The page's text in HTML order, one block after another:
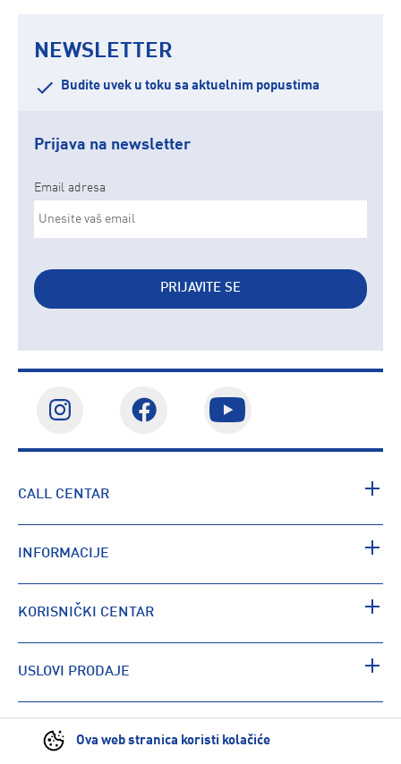
Ova web stranica koristi kolačiće
NEWSLETTER
Budite uvek u toku sa aktuelnim popustima
Prijava na newsletter
Email adresa
PRIJAVITE SE
CALL CENTAR
INFORMACIJE
KORISNIČKI CENTAR
USLOVI PRODAJE
PRONAĐI RADNJU